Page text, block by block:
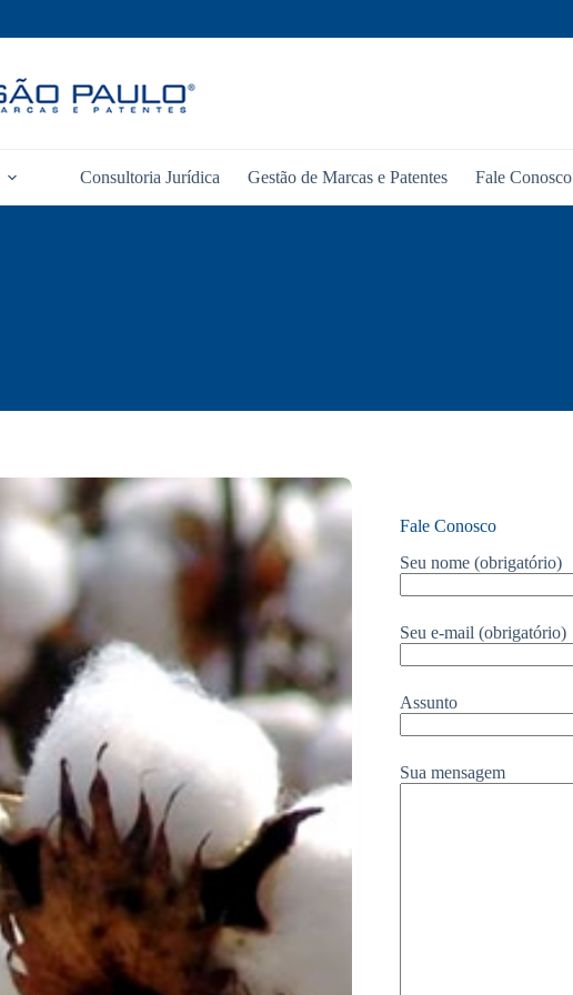
Consultoria Jurídica Gestão de Marcas e Patentes Fale Conosco
Fale Conosco
Seu nome (obrigatório)
Seu e-mail (obrigatório)
Assunto
Sua mensagem